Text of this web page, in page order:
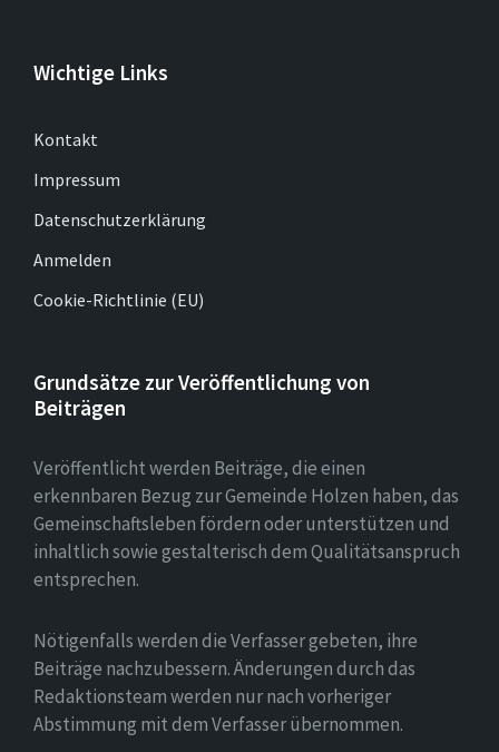
Wichtige Links
Kontakt
Impressum
Datenschutzerklärung
Anmelden
Cookie-Richtlinie (EU)
Grundsätze zur Veröffentlichung von
Beiträgen
Veröffentlicht werden Beiträge, die einen
erkennbaren Bezug zur Gemeinde Holzen haben, das
Gemeinschaftsleben fördern oder unterstützen und
inhaltlich sowie gestalterisch dem Qualitätsanspruch
entsprechen.
Nötigenfalls werden die Verfasser gebeten, ihre
Beiträge nachzubessern. Änderungen durch das
Redaktionsteam werden nur nach vorheriger
Abstimmung mit dem Verfasser übernommen.